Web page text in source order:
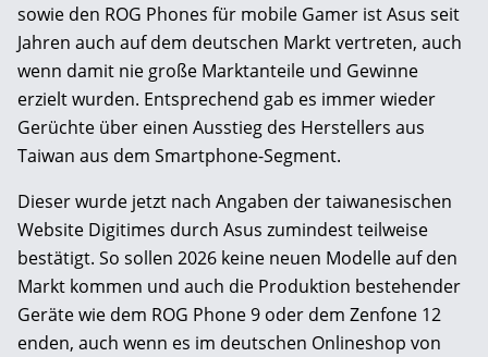
sowie den ROG Phones für mobile Gamer ist Asus seit
Jahren auch auf dem deutschen Markt vertreten, auch
wenn damit nie große Marktanteile und Gewinne
erzielt wurden. Entsprechend gab es immer wieder
Gerüchte über einen Ausstieg des Herstellers aus
Taiwan aus dem Smartphone-Segment.
Dieser wurde jetzt nach Angaben der taiwanesischen
Website Digitimes durch Asus zumindest teilweise
bestätigt. So sollen 2026 keine neuen Modelle auf den
Markt kommen und auch die Produktion bestehender
Geräte wie dem ROG Phone 9 oder dem Zenfone 12
enden, auch wenn es im deutschen Onlineshop von